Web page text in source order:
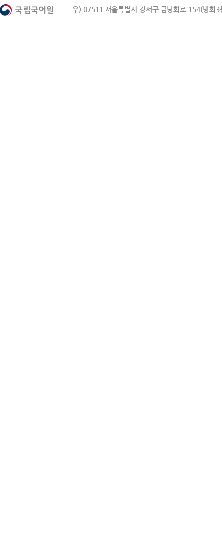
우) 07511 서울특별시 강서구 금낭화로 154(방화3